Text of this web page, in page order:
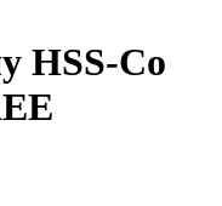
HSS-Co